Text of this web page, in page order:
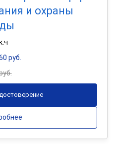
и охраны
руб.